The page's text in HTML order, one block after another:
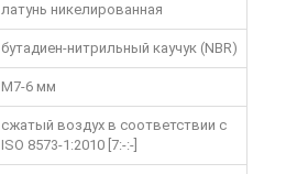
латунь никелированная
бутадиен-нитрильный каучук (NBR)
M7-6 мм
сжатый воздух в соответствии с
ISO 8573-1:2010 [7:-:-]